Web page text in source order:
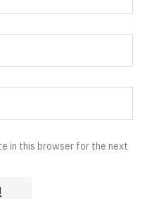
in this browser for the next